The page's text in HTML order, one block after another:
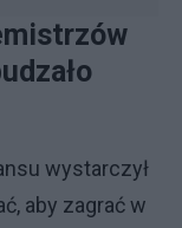
wystarczył
aby zagrać w